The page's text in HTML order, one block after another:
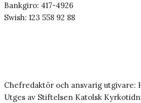
Bankgiro: 417-4926
Swish: 123 558 92 88
Chefredaktör och ansvarig utgivare:
Utges av Stiftelsen Katolsk